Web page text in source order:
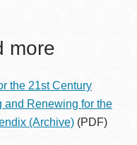
more
the 21st Century
and Renewing for the
(Archive) (PDF)